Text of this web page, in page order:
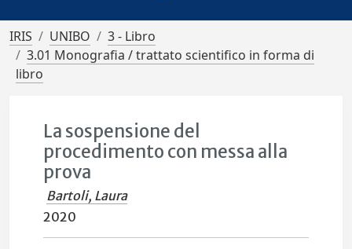
IRIS UNIBO
3 - Libro
3.01 Monografia / trattato scientifico in forma di
libro
La sospensione del
procedimento con messa alla
prova
Bartoli, Laura
2020